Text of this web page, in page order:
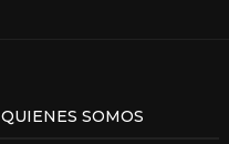
QUIENES SOMOS